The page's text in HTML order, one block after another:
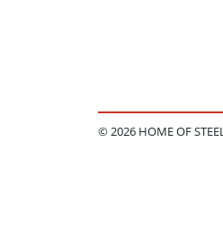
© 2026 HOME OF STEEL